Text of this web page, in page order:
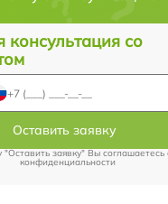
консультация со
Оставить заявку
заявку" Вы
конфиденциальности